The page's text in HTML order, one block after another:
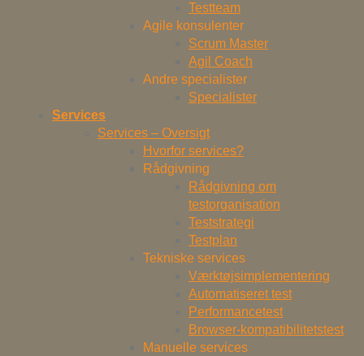
Testteam
Agile konsulenter
Scrum Master
Agil Coach
Andre specialister
Specialister
Services
Services – Oversigt
Hvorfor services?
Rådgivning
Rådgivning om
testorganisation
Teststrategi
Testplan
Tekniske services
Værktøjsimplementering
Automatiseret test
Performancetest
Browser-kompatibilitetstest
Manuelle services